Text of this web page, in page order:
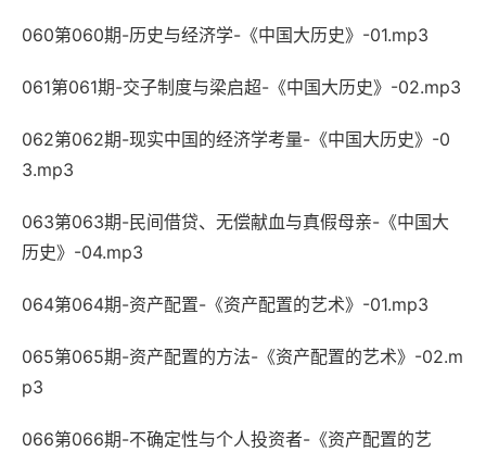
060第060期-历史与经济学-《中国大历史》-01.mp3
061第061期-交子制度与梁启超-《中国大历史》-02.mp3
062第062期-现实中国的经济学考量-《中国大历史》-0
3.mp3
063第063期-民间借贷、无偿献血与真假母亲-《中国大
历史》-04.mp3
064第064期-资产配置-《资产配置的艺术》-01.mp3
065第065期-资产配置的方法-《资产配置的艺术》-02.m
p3
066第066期-不确定性与个人投资者-《资产配置的艺